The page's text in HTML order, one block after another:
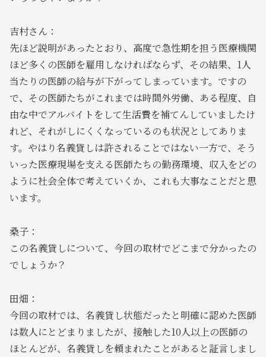
吉村さん：
先ほど説明があったとおり、高度で急性期を担う医療機関
ほど多くの医師を雇用しなければならず、その結果、1人
当たりの医師の給与が下がってしまっています。ですの
で、その医師たちがこれまでは時間外労働、ある程度、自
由な中でアルバイトをして生活費を補てんしていましたけ
れど、それがしにくくなっているのも状況としてありま
す。やはり名義貸しは許されることではない一方で、そう
いった医療現場を支える医師たちの勤務環境、収入をどの
ように社会全体で考えていくか、これも大事なことだと思
います。
桑子：
この名義貸しについて、今回の取材でどこまで分かったの
でしょうか？
田畑：
今回の取材では、名義貸し状態だったと明確に認めた医師
は数人にとどまりましたが、接触した10人以上の医師の
ほとんどが、名義貸しを頼まれたことがあると証言しまし